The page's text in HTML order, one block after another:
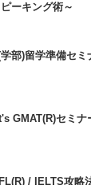
ーキング術～
部)留学準備セミ
GMAT(R)セミナ
/ IELTS攻略